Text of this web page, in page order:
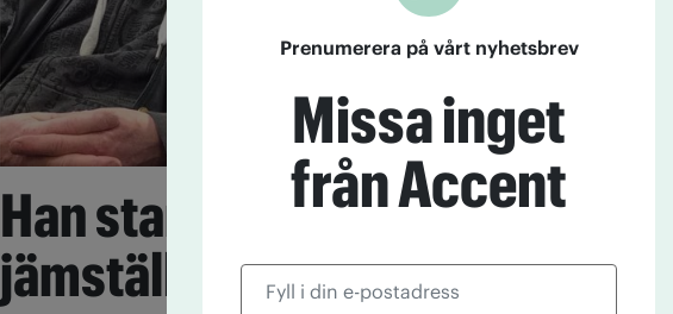
Han startar NBV-cirkel om
jämställdhet män emellan
Prenumerera på vårt nyhetsbrev
Missa inget
från Accent